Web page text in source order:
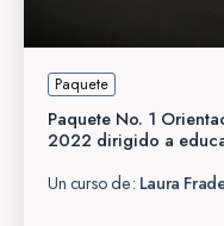
Paquete
Paquete No. 1
2022 dirigido a
Un curso de: Laura